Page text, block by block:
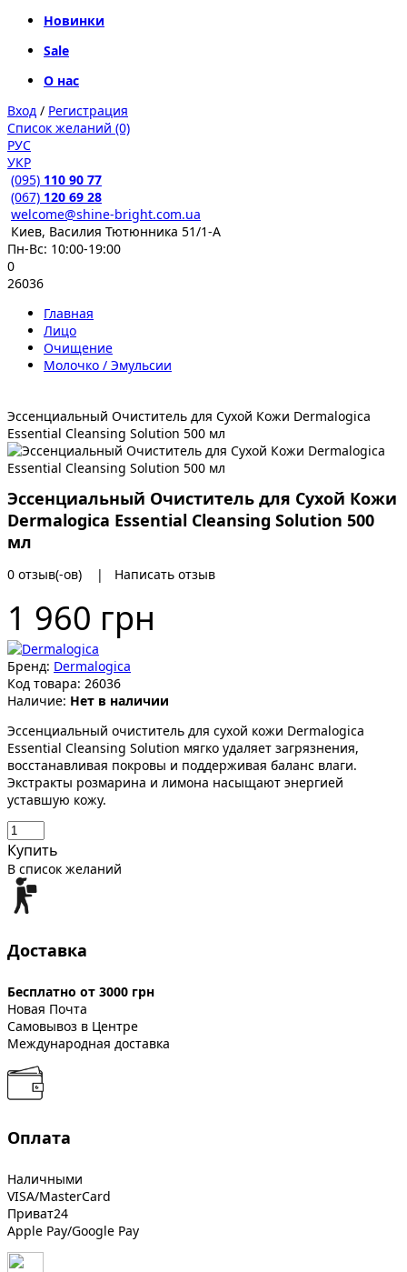
Новинки
Sale
О нас
Вход / Регистрация
Список желаний (0)
РУС
УКР
(095) 110 90 77
(067) 120 69 28
welcome@shine-bright.com.ua
Киев, Василия Тютюнника 51/1-А
Пн-Вс: 10:00-19:00
0
26036
Главная
Лицо
Очищение
Молочко / Эмульсии
Эссенциальный Очиститель для Сухой Кожи Dermalogica
Essential Cleansing Solution 500 мл
Эссенциальный Очиститель для Сухой Кожи
Dermalogica Essential Cleansing Solution 500
мл
0 отзыв(-ов) | Написать отзыв
1 960 грн
Бренд: Dermalogica
Код товара: 26036
Наличие: Нет в наличии
Эссенциальный очиститель для сухой кожи Dermalogica
Essential Cleansing Solution мягко удаляет загрязнения,
восстанавливая покровы и поддерживая баланс влаги.
Экстракты розмарина и лимона насыщают энергией
уставшую кожу.
Купить
В список желаний
Доставка
Бесплатно от 3000 грн
Новая Почта
Самовывоз в Центре
Международная доставка
Оплата
Наличными
VISA/MasterCard
Приват24
Apple Pay/Google Pay